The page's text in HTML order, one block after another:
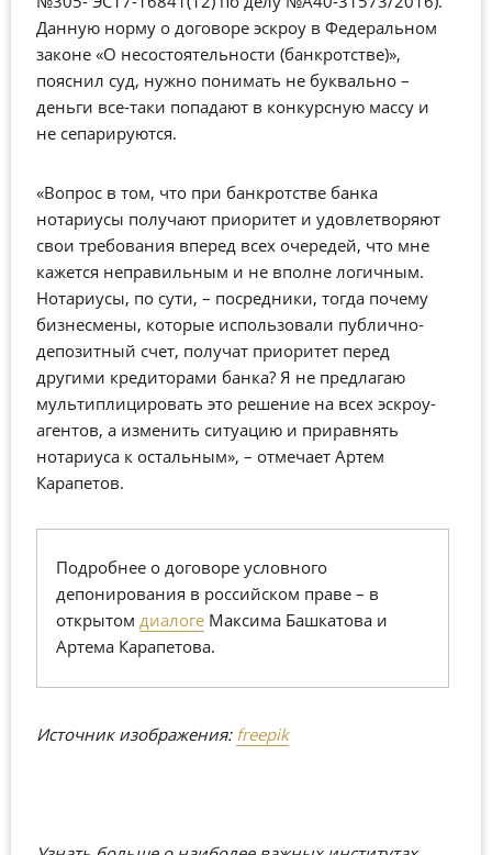
Данную норму о договоре эскроу в Федеральном
законе «О несостоятельности (банкротстве)»,
пояснил суд, нужно понимать не буквально –
деньги все-таки попадают в конкурсную массу и
не сепарируются.
«Вопрос в том, что при банкротстве банка
нотариусы получают приоритет и удовлетворяют
свои требования вперед всех очередей, что мне
кажется неправильным и не вполне логичным.
Нотариусы, по сути, – посредники, тогда почему
бизнесмены, которые использовали публично-
депозитный счет, получат приоритет перед
другими кредиторами банка? Я не предлагаю
мультиплицировать это решение на всех эскроу-
агентов, а изменить ситуацию и приравнять
нотариуса к остальным», – отмечает Артем
Карапетов.
Подробнее о договоре условного
депонирования в российском праве – в
открытом диалоге Максима Башкатова и
Артема Карапетова.
Источник изображения: freepik